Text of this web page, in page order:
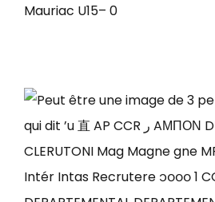
Mauriac U15– 0